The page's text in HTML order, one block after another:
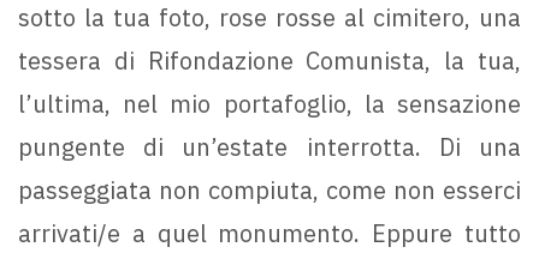
sotto la tua foto, rose rosse al cimitero, una
tessera di Rifondazione Comunista, la tua,
l’ultima, nel mio portafoglio, la sensazione
pungente di un’estate interrotta. Di una
passeggiata non compiuta, come non esserci
arrivati/e a quel monumento. Eppure tutto